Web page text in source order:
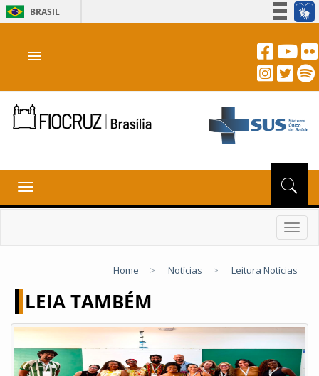
BRASIL
Acesso à informação
Canais
menu
Toggle
navigation
Home > Notícias > Leitura Notícias
LEIA TAMBÉM